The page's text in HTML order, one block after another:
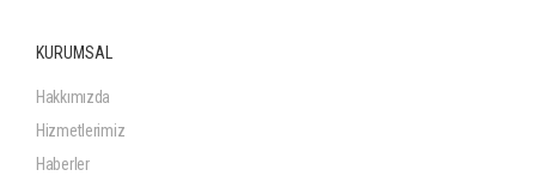
KURUMSAL
Hakkımızda
Hizmetlerimiz
Haberler